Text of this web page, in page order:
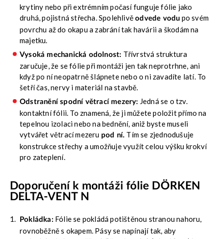
krytiny nebo při extrémním počasí funguje fólie jako
druhá, pojistná střecha. Spolehlivěodvede vodu po svém
povrchu až do okapu a zabrání tak havárii a škodám na
majetku.
Vysoká mechanická odolnost: Třívrstvá struktura
zaručuje, že se fólie při montáži jen tak neprotrhne, ani
když po ní neopatrně šlápnete nebo o ni zavadíte latí. To
šetří čas, nervy i materiál na stavbě.
Odstranění spodní větrací mezery: Jedná se o tzv.
kontaktní fólii. To znamená, že ji můžete položit přímo na
tepelnou izolaci nebo na bednění, aniž byste museli
vytvářet větrací mezeru pod ní. Tím se zjednodušuje
konstrukce střechy a umožňuje využít celou výšku krokví
pro zateplení.
Doporučení k montáži fólie DÖRKEN
DELTA-VENT N
Pokládka: Fólie se pokládá potištěnou stranou nahoru,
rovnoběžně s okapem. Pásy se napínají tak, aby